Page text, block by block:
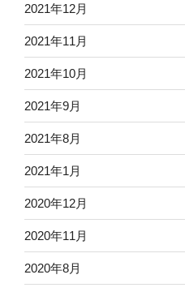
2021年12月
2021年11月
2021年10月
2021年9月
2021年8月
2021年1月
2020年12月
2020年11月
2020年8月